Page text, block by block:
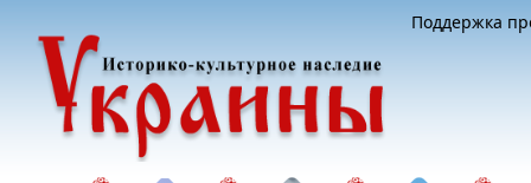
Поддержка